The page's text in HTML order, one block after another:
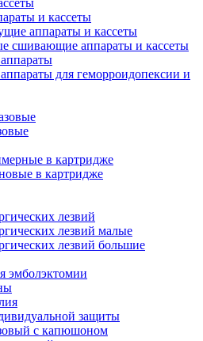
и кассеты
аппараты и кассеты
сшивающие аппараты и кассеты
для геморроидопексии и
в картридже
в картридже
лезвий
лезвий малые
лезвий большие
эмболэктомии
защиты
с капюшоном